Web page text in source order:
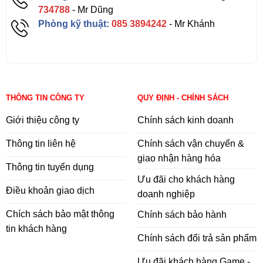
Studio hỗ trợ với các trình điều khiển chuyên dụng và công
cụ độc quyền. Và được thiết kế để hoạt động trong thời
gian kỷ lục. Dù bạn kết xuất cảnh 3D phức tạp, biên tập
734788 - Mr Dũng
Phòng kỹ thuật:085 3894242 - Mr Khánh
THÔNG TIN CÔNG TY
Giới thiệu công ty
Thông tin liên hệ
Thông tin tuyển dụng
Điều khoản giao dịch
Chích sách bảo mật thông
tin khách hàng
QUY ĐỊNH - CHÍNH SÁCH
Chính sách kinh doanh
Chính sách vận chuyển &
giao nhận hàng hóa
Ưu đãi cho khách hàng
doanh nghiệp
Chính sách bảo hành
Chính sách đổi trả sản phẩm